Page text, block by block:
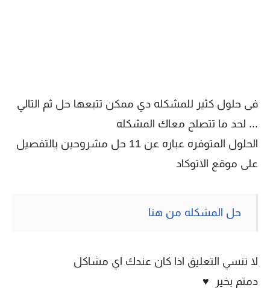
فى حلول كثير للمشكله دي ممكن تتبعها حل ثم التالي
... لحد ما تتصلح معاك المشكله
الحلول المتوفره عباره عن 11 حل مشروحين بالتفصيل
على موقع الاتوكاد
حل المشكله من هنا
لا تنسي التعليق اذا كان عندك اي مشاكل
دمتم بخير ♥